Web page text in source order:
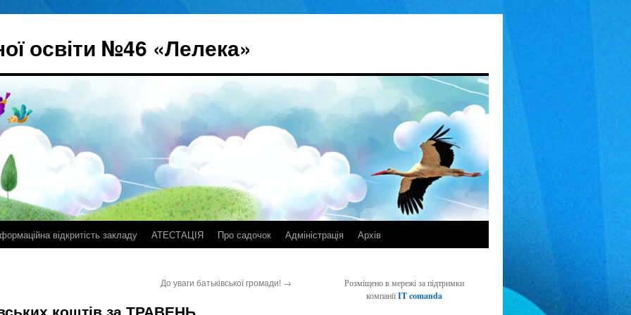
освіти №46 «Лелека»
відкритість закладу АТЕСТАЦІЯ Про садочок Адміністрація Архів
До уваги батьківської громади! →
коштів за ТРАВЕНЬ
Розміщено в мережі за підтримки
компаніїIT comanda